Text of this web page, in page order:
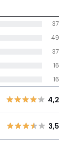
4,2
3,5
16
16
37
49
37
4,2
3,5